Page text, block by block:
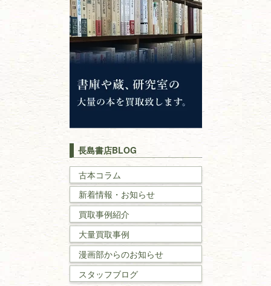
仏教書
神道・神社仏閣
イスラム教
キリスト教
世界史・
戦記・戦史
国文学・国語学
理工書
数学書・物理学書
建築書
長島書店BLOG
古本コラム
新着情報・お知らせ
買取事例紹介
大量買取事例
漫画部からのお知らせ
スタッフブログ